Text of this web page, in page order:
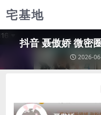
宅基地
抖音 聂傲娇 微密
2026-